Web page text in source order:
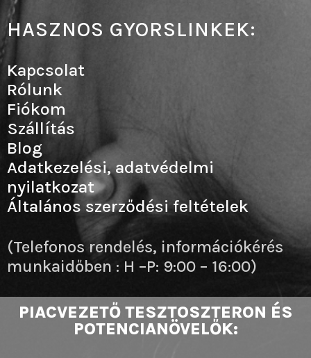
PIACVEZETŐ TESZTOSZTERON ÉS
POTENCIANÖVELŐK:
HASZNOS GYORSLINKEK:
Kapcsolat
Rólunk
Fiókom
Szállítás
Blog
Adatkezelési, adatvédelmi
nyilatkozat
Általános szerződési feltételek
(Telefonos rendelés, információkérés
munkaidőben : H –P: 9:00 – 16:00)